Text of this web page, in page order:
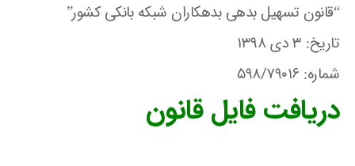
“قانون تسهیل بدهی بدهکاران شبکه بانکی کشور”
تاریخ: ۳ دی ۱۳۹۸
شماره: ۵۹۸/۷۹۰۱۶
دریافت فایل قانون